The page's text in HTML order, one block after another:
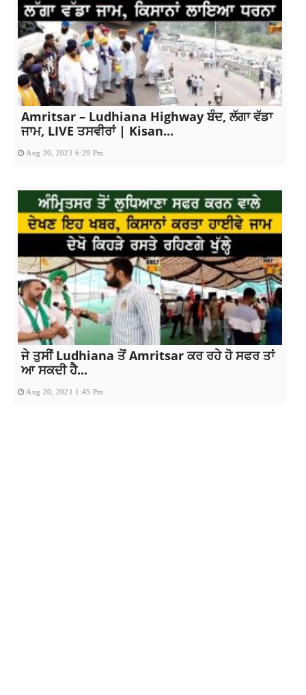
Amritsar – Ludhiana Highway ਬੰਦ, ਲੱਗਾ ਵੱਡਾ
ਜਾਮ, LIVE ਤਸਵੀਰਾਂ | Kisan...
Aug 20, 2021 6:29 Pm
ਜੇ ਤੁਸੀਂ Ludhiana ਤੋਂ Amritsar ਕਰ ਰਹੇ ਹੋ ਸਫਰ ਤਾਂ
ਆ ਸਕਦੀ ਹੈ...
Aug 20, 2021 1:45 Pm